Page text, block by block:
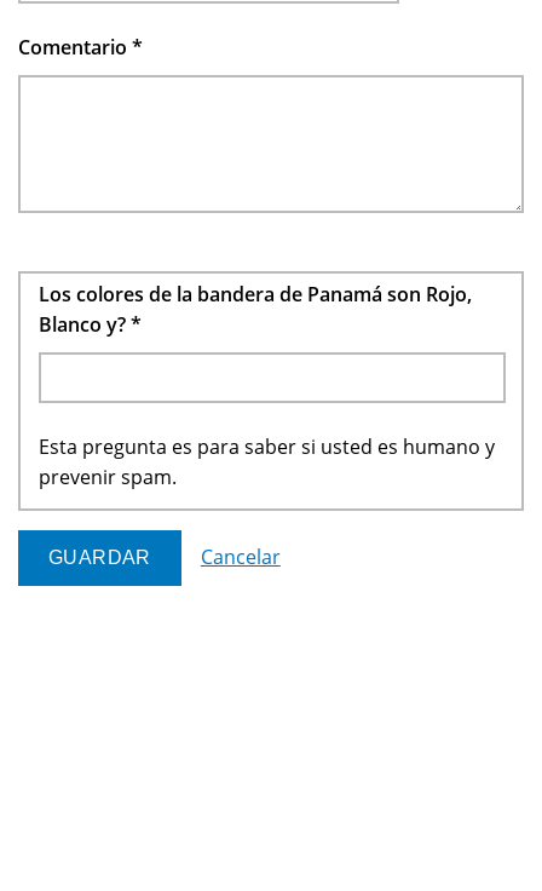
Comentario *
Los colores de la bandera de Panamá son Rojo,
Blanco y?*
Esta pregunta es para saber si usted es humano y
prevenir spam.
Cancelar